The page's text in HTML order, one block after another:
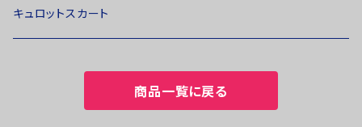
キュロットスカート
商品一覧に戻る